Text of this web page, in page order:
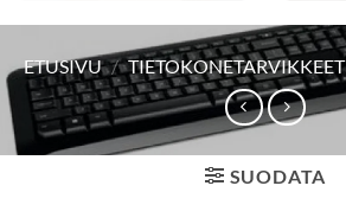
ETUSIVU / TIETOKONETARVIKKEET
SUODATA